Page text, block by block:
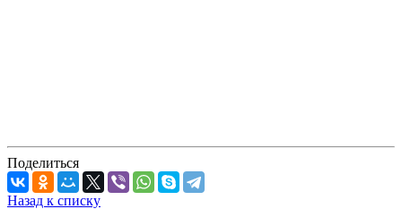
Поделиться
Назад к списку